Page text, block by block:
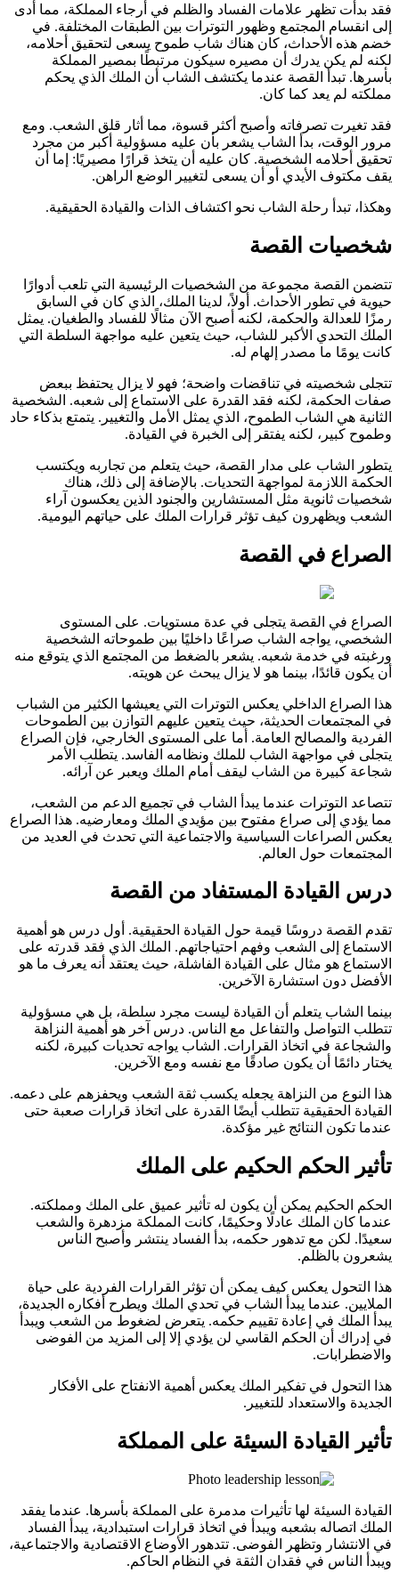
فقد بدأت تظهر علامات الفساد والظلم في أرجاء المملكة، مما أدى
إلى انقسام المجتمع وظهور التوترات بين الطبقات المختلفة. في
خضم هذه الأحداث، كان هناك شاب طموح يسعى لتحقيق أحلامه،
لكنه لم يكن يدرك أن مصيره سيكون مرتبطًا بمصير المملكة
بأسرها. تبدأ القصة عندما يكتشف الشاب أن الملك الذي يحكم
مملكته لم يعد كما كان.
فقد تغيرت تصرفاته وأصبح أكثر قسوة، مما أثار قلق الشعب. ومع
مرور الوقت، بدأ الشاب يشعر بأن عليه مسؤولية أكبر من مجرد
تحقيق أحلامه الشخصية. كان عليه أن يتخذ قرارًا مصيريًا: إما أن
يقف مكتوف الأيدي أو أن يسعى لتغيير الوضع الراهن.
وهكذا، تبدأ رحلة الشاب نحو اكتشاف الذات والقيادة الحقيقية.
شخصيات القصة
تتضمن القصة مجموعة من الشخصيات الرئيسية التي تلعب أدوارًا
حيوية في تطور الأحداث. أولاً، لدينا الملك، الذي كان في السابق
رمزًا للعدالة والحكمة، لكنه أصبح الآن مثالًا للفساد والطغيان. يمثل
الملك التحدي الأكبر للشاب، حيث يتعين عليه مواجهة السلطة التي
كانت يومًا ما مصدر إلهام له.
تتجلى شخصيته في تناقضات واضحة؛ فهو لا يزال يحتفظ ببعض
صفات الحكمة، لكنه فقد القدرة على الاستماع إلى شعبه. الشخصية
الثانية هي الشاب الطموح، الذي يمثل الأمل والتغيير. يتمتع بذكاء حاد
وطموح كبير، لكنه يفتقر إلى الخبرة في القيادة.
يتطور الشاب على مدار القصة، حيث يتعلم من تجاربه ويكتسب
الحكمة اللازمة لمواجهة التحديات. بالإضافة إلى ذلك، هناك
شخصيات ثانوية مثل المستشارين والجنود الذين يعكسون آراء
الشعب ويظهرون كيف تؤثر قرارات الملك على حياتهم اليومية.
الصراع في القصة
الصراع في القصة يتجلى في عدة مستويات. على المستوى
الشخصي، يواجه الشاب صراعًا داخليًا بين طموحاته الشخصية
ورغبته في خدمة شعبه. يشعر بالضغط من المجتمع الذي يتوقع منه
أن يكون قائدًا، بينما هو لا يزال يبحث عن هويته.
هذا الصراع الداخلي يعكس التوترات التي يعيشها الكثير من الشباب
في المجتمعات الحديثة، حيث يتعين عليهم التوازن بين الطموحات
الفردية والمصالح العامة. أما على المستوى الخارجي، فإن الصراع
يتجلى في مواجهة الشاب للملك ونظامه الفاسد. يتطلب الأمر
شجاعة كبيرة من الشاب ليقف أمام الملك ويعبر عن آرائه.
تتصاعد التوترات عندما يبدأ الشاب في تجميع الدعم من الشعب،
مما يؤدي إلى صراع مفتوح بين مؤيدي الملك ومعارضيه. هذا الصراع
يعكس الصراعات السياسية والاجتماعية التي تحدث في العديد من
المجتمعات حول العالم.
درس القيادة المستفاد من القصة
تقدم القصة دروسًا قيمة حول القيادة الحقيقية. أول درس هو أهمية
الاستماع إلى الشعب وفهم احتياجاتهم. الملك الذي فقد قدرته على
الاستماع هو مثال على القيادة الفاشلة، حيث يعتقد أنه يعرف ما هو
الأفضل دون استشارة الآخرين.
بينما الشاب يتعلم أن القيادة ليست مجرد سلطة، بل هي مسؤولية
تتطلب التواصل والتفاعل مع الناس. درس آخر هو أهمية النزاهة
والشجاعة في اتخاذ القرارات. الشاب يواجه تحديات كبيرة، لكنه
يختار دائمًا أن يكون صادقًا مع نفسه ومع الآخرين.
هذا النوع من النزاهة يجعله يكسب ثقة الشعب ويحفزهم على دعمه.
القيادة الحقيقية تتطلب أيضًا القدرة على اتخاذ قرارات صعبة حتى
عندما تكون النتائج غير مؤكدة.
تأثير الحكم الحكيم على الملك
الحكم الحكيم يمكن أن يكون له تأثير عميق على الملك ومملكته.
عندما كان الملك عادلًا وحكيمًا، كانت المملكة مزدهرة والشعب
سعيدًا. لكن مع تدهور حكمه، بدأ الفساد ينتشر وأصبح الناس
يشعرون بالظلم.
هذا التحول يعكس كيف يمكن أن تؤثر القرارات الفردية على حياة
الملايين. عندما يبدأ الشاب في تحدي الملك ويطرح أفكاره الجديدة،
يبدأ الملك في إعادة تقييم حكمه. يتعرض لضغوط من الشعب ويبدأ
في إدراك أن الحكم القاسي لن يؤدي إلا إلى المزيد من الفوضى
والاضطرابات.
هذا التحول في تفكير الملك يعكس أهمية الانفتاح على الأفكار
الجديدة والاستعداد للتغيير.
تأثير القيادة السيئة على المملكة
القيادة السيئة لها تأثيرات مدمرة على المملكة بأسرها. عندما يفقد
الملك اتصاله بشعبه ويبدأ في اتخاذ قرارات استبدادية، يبدأ الفساد
في الانتشار وتظهر الفوضى. تتدهور الأوضاع الاقتصادية والاجتماعية،
ويبدأ الناس في فقدان الثقة في النظام الحاكم.